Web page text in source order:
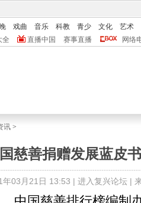
戏曲 音乐 科教 青少 文化
艺术
全 直播中国 赛事直播 网络
讯 >
国慈善捐赠发展蓝皮
年03月21日 13:53 | 进入复兴论坛|